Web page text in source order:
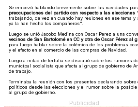
Se empezó hablando brevemente sobre las navidades
preocupaciones del partido con respecto a las elecciones
trabajando, de vez en cuando hay reuiones en ese tema y
ya la han hecho los compañeros".
Luego se unió Jacobo Medina con Oscar Perez a una
vecinos de San Bartolomé en CC y otra de Oscar Pérez al
para luego hablar sobre la polémica de los problemas
y el efecto en el comercio de las compras de Navidad.
Luego a mitad de tertulia se discutió sobre los rumores
municipal socialista que afecta al grupo de gobierno de
de trabajo.
Terminaba la reunión con los presentes declarando
políticos desde las elecciones y el rumor sobre la posible
al grupo de gobierno.
Publicidad